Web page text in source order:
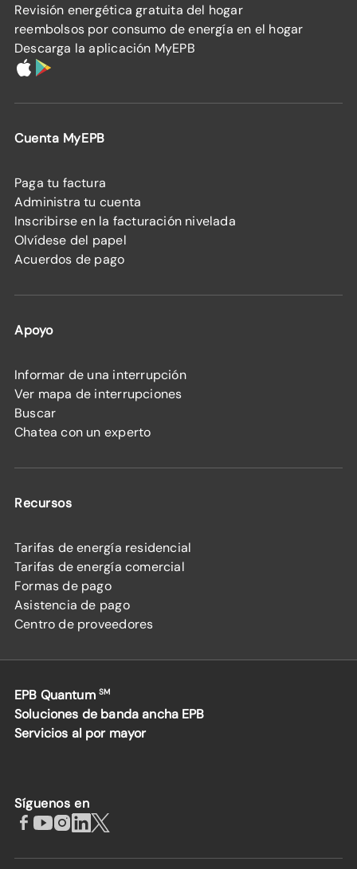
Revisión energética gratuita del hogar
reembolsos por consumo de energía en el hogar
Descarga la aplicación MyEPB
Cuenta MyEPB
Paga tu factura
Administra tu cuenta
Inscribirse en la facturación nivelada
Olvídese del papel
Acuerdos de pago
Apoyo
Informar de una interrupción
Ver mapa de interrupciones
Buscar
Chatea con un experto
Recursos
Tarifas de energía residencial
Tarifas de energía comercial
Formas de pago
Asistencia de pago
Centro de proveedores
EPB Quantum SM
Soluciones de banda ancha EPB
Servicios al por mayor
Síguenos en